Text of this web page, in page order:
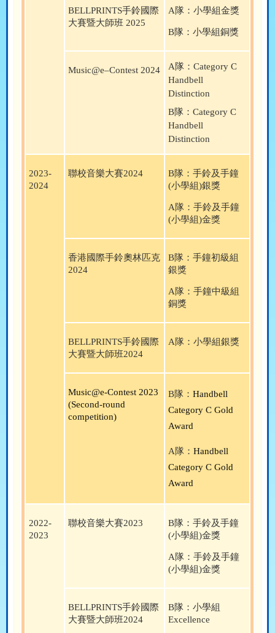
BELLPRINTS手鈴國際
大賽暨大師班 2025
A隊：小學組金獎
B隊：小學組銅獎
Music@e–Contest 2024 A隊： Category C
Handbell
Distinction
B隊： Category C
Handbell
Distinction
2023-
2024
聯校音樂大賽2024 B隊： 手鈴及手鐘
(小學組)銀獎
A隊： 手鈴及手鐘
(小學組)金獎
香港國際手鈴奧林匹克
2024
B隊：手鐘初級組
銀獎
A隊：手鐘中級組
銅獎
BELLPRINTS手鈴國際
大賽暨大師班2024
A隊：小學組銀獎
Music@e-Contest 2023
(Second-round
competition)
B隊： Handbell
Category C Gold
Award
A隊： Handbell
Category C Gold
Award
2022-
2023
聯校音樂大賽2023 B隊： 手鈴及手鐘
(小學組)金獎
A隊： 手鈴及手鐘
(小學組)金獎
BELLPRINTS手鈴國際
大賽暨大師班2024
B隊：小學組
Excellence